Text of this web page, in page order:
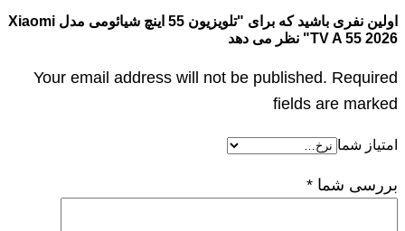
اولین نفری باشید که برای "تلویزیون 55 اینچ شیائومی مدل Xiaomi
TV A 55 2026" نظر می دهد
Your email address will not be published. Required
fields are marked
امتیاز شما
بررسی شما *